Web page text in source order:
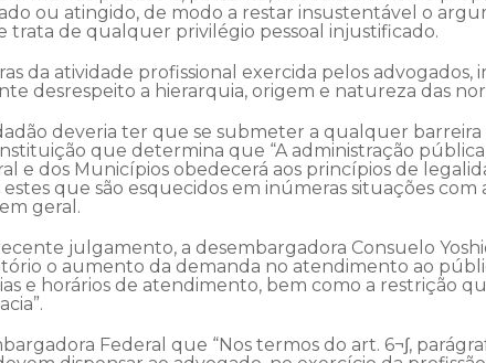
ou atingido, de modo a restar insustentável o
trata de qualquer privilégio pessoal injustificado.
da atividade profissional exercida pelos
desrespeito a hierarquia, origem e natureza das
deveria ter que se submeter a qualquer
que determina que “A administração
e dos Municípios obedecerá aos princípios de
que são esquecidos em inúmeras situações
geral.
julgamento, a desembargadora Consuelo
o aumento da demanda no atendimento ao
e horários de atendimento, bem como a restrição
Federal que “Nos termos do art. 6¬∫,